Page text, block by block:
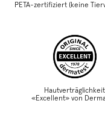
PETA-zertifiziert (keine
Hautverträglichkeit
«Excellent» von